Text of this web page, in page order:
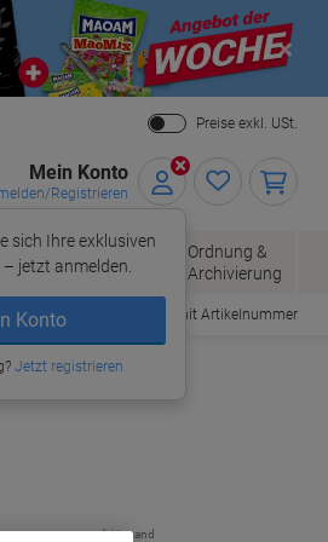
Close
Preise exkl. USt.
Mein Konto
Registrieren
sich Ihre exklusiven
jetzt anmelden.
Konto
Jetzt registrieren
Bürobedarf
Ordnung &
Archivierung
Bestellen mit Artikelnummer
zzgl. Versand